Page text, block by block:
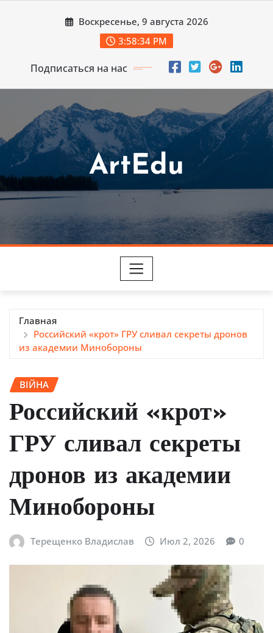
Воскресенье, 9 августа 2026
3:58:36 PM
Подписаться на нас
ArtEdu
Главная
Российский «крот» ГРУ сливал секреты дронов
из академии Минобороны
ВІЙНА
Российский «крот»
ГРУ сливал секреты
дронов из академии
Минобороны
Терещенко Владислав Июл 2, 2026 0